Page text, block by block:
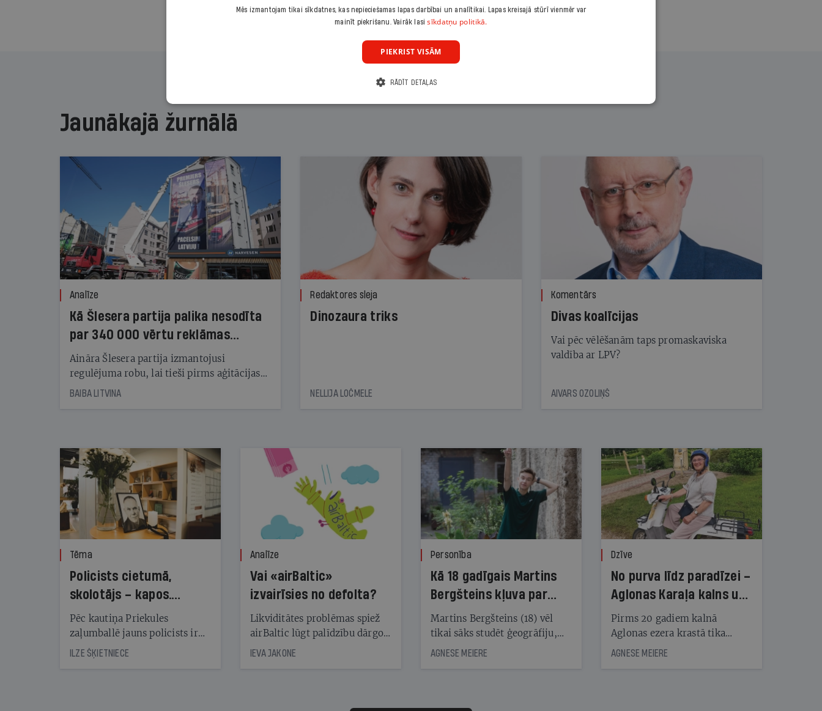
Citas abonēšanas iespējas meklē šeit
Jaunākajā žurnālā
Analīze
Kā Šlesera partija palika nesodīta
par 340 000 vērtu reklāmas
kampaņu
Aināra Šlesera partija izmantojusi
regulējuma robu, lai tieši pirms aģitācijas
starta izreklamētos par summu, kas
BAIBA LITVINA
Redaktores sleja
Dinozaura triks
NELLIJA LOČMELE
Komentārs
Divas koalīcijas
Vai pēc vēlēšanām taps promaskaviska
valdība ar LPV?
AIVARS OZOLIŅŠ
Tēma
Policists cietumā,
skolotājs – kapos.
Reibuma cena Priekulē
Pēc kautiņa Priekules
zaļumballē jauns policists ir
nonācis cietumā, bet
cienījams pedagogs — kapos.
ILZE ŠĶIETNIECE
Analīze
Vai «airBaltic»
izvairīsies no defolta?
Likviditātes problēmas spiež
airBaltic lūgt palīdzību dārgo
obligāciju turētājiem, taču
samaksāt augstos procentus,
IEVA JAKONE
Personība
Kā 18 gadīgais Martins
Bergšteins kļuva par
laika ziņu seju?
Martins Bergšteins (18) vēl
tikai sāks studēt ģeogrāfiju,
bet viņa sacītajam jau uzticas
uzcītīga darba, mammas
AGNESE MEIERE
Dzīve
No purva līdz paradīzei –
Aglonas Karaļa kalns un
tā radītāji
Pirms 20 gadiem kalnā
Aglonas ezera krastā tika
uzstādītas pirmās koka
AGNESE MEIERE
Mēs izmantojam tikai sīkdatnes, kas nepieciešamas lapas darbībai un analītikai. Lapas kreisajā stūrī vienmēr var
mainīt piekrišanu. Vairāk lasisīkdatņu politikā.
PIEKRIST VISĀM
RĀDĪT DETAĻAS